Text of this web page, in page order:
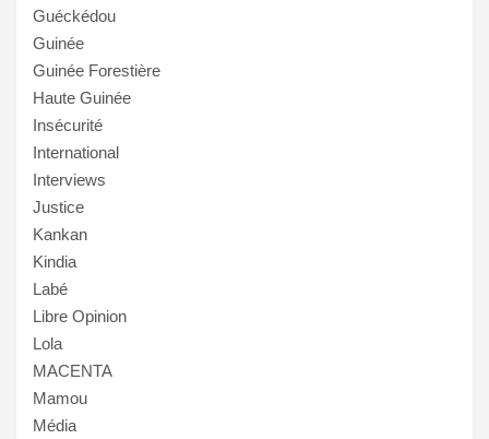
Guéckédou
Guinée
Guinée Forestière
Haute Guinée
Insécurité
International
Interviews
Justice
Kankan
Kindia
Labé
Libre Opinion
Lola
MACENTA
Mamou
Média